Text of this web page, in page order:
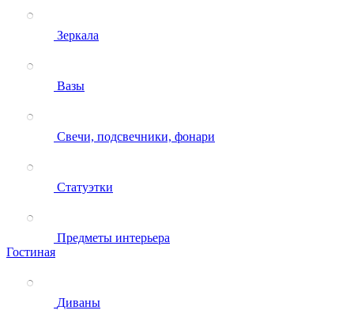
Зеркала
Вазы
Свечи, подсвечники, фонари
Статуэтки
Предметы интерьера
Гостиная
Диваны